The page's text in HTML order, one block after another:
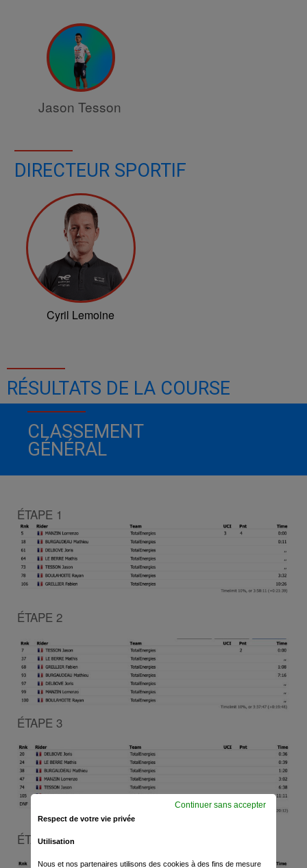
Jason Tesson
DIRECTEUR SPORTIF
Cyril Lemoine
RÉSULTATS DE LA COURSE
CLASSEMENT
GÉNÉRAL
ÉTAPE 1
ÉTAPE 2
ÉTAPE 3
ÉTAPE 4
Respect de votre vie privée
Utilisation
Nous et nos partenaires utilisons des cookies à des fins de mesure
Continuer sans accepter